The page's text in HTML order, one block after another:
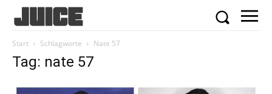
Start Schlagworte Nate 57
Tag: nate 57